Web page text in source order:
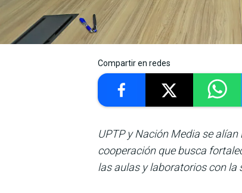
Compartir en redes
UPTP y Nación Media se
cooperación que busca
las aulas y laboratorios con la